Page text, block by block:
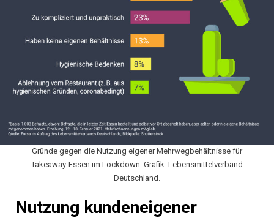
Gründe gegen die Nutzung eigener Mehrwegbehältnisse für
Takeaway-Essen im Lockdown. Grafik: Lebensmittelverband
Deutschland.
Nutzung kundeneigener